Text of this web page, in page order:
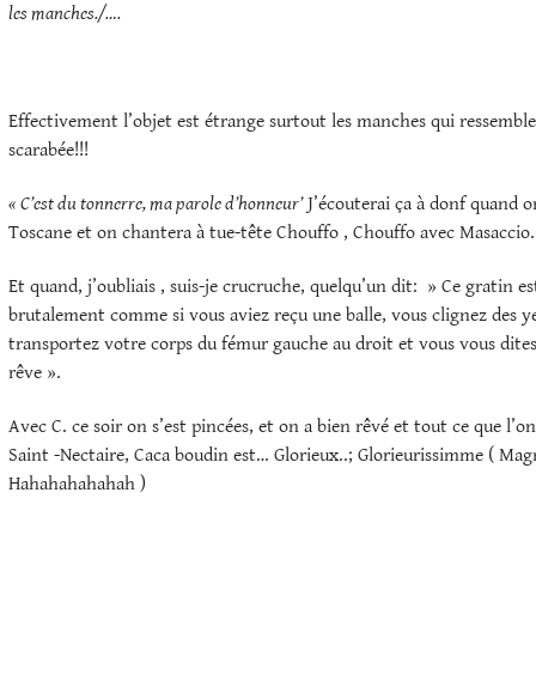
les manches./….
Effectivement l’objet est étrange surtout les manches qui
scarabée!!!
« C’est du tonnerre, ma parole d’honneur’J’écouterai ça à donf quand
Toscane et on chantera à tue-tête Chouffo , Chouffo avec Masaccio.
Et quand, j’oubliais , suis-je crucruche, quelqu’un dit: » Ce gratin
brutalement comme si vous aviez reçu une balle, vous clignez des
transportez votre corps du fémur gauche au droit et vous vous
rêve ».
Avec C. ce soir on s’est pincées, et on a bien rêvé et tout ce que
Saint -Nectaire, Caca boudin est… Glorieux..; Glorieurissimme (
Hahahahahahah )